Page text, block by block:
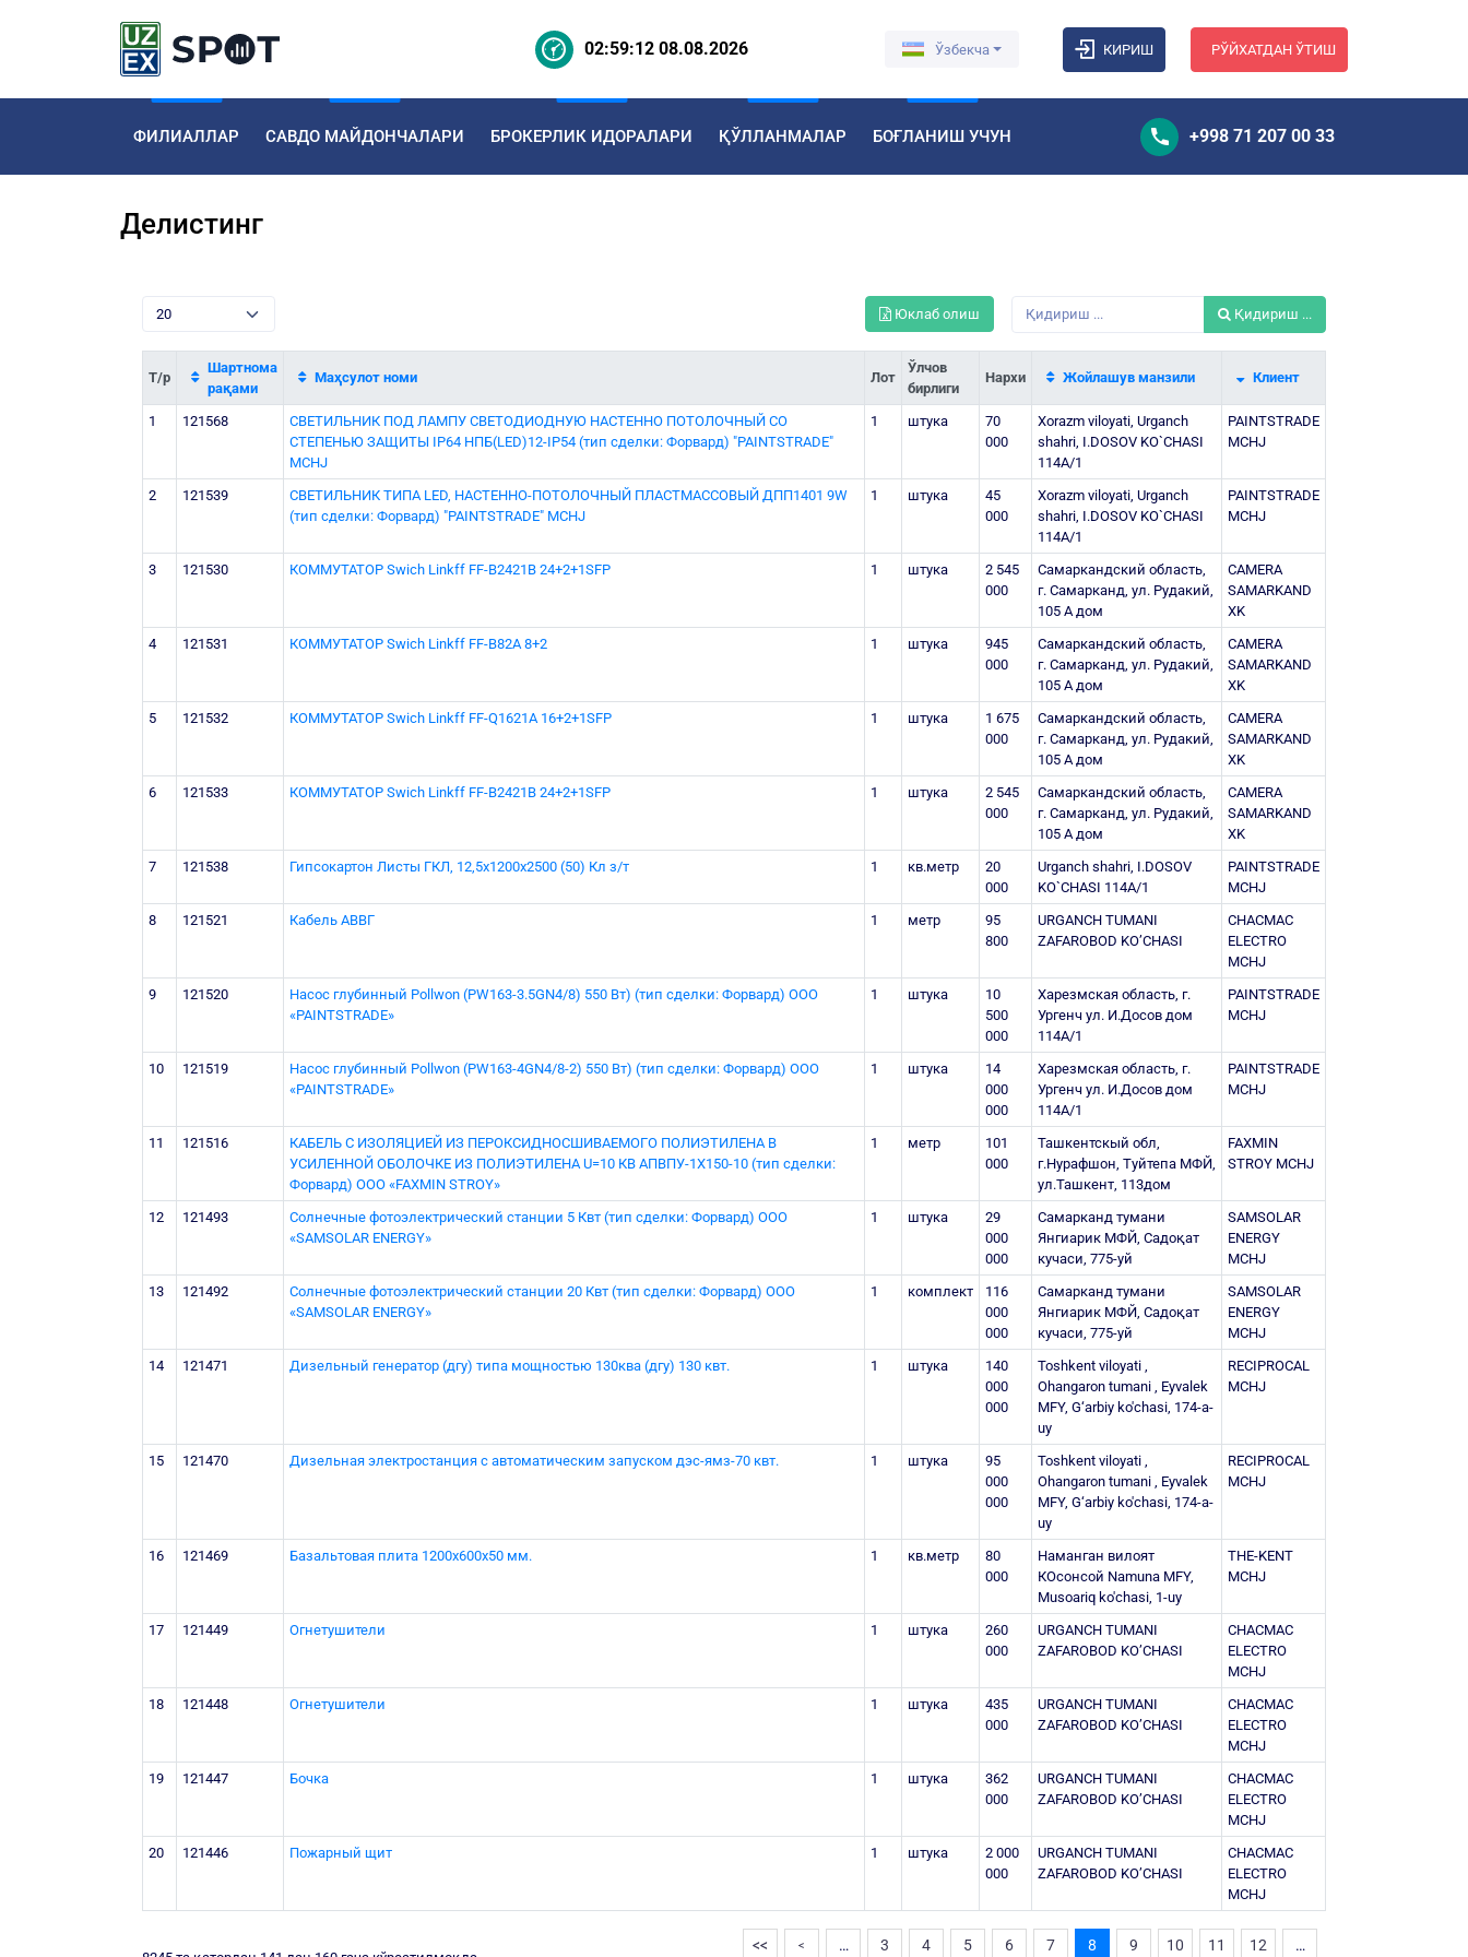
02:59:13 08.08.2026 Ўзбекча КИРИШ РЎЙХАТДАН ЎТИШ
ФИЛИАЛЛАР САВДО МАЙДОНЧАЛАРИ БРОКЕРЛИК ИДОРАЛАРИ ҚЎЛЛАНМАЛАР БОҒЛАНИШ УЧУН +998 71 207 00 33
Делистинг
Юклаб олиш Қидириш ...
Т/р
Шартнома
рақами
Маҳсулот номи Лот
Ўлчов
бирлиги
Нархи Жойлашув манзили Клиент
1 121568
СВЕТИЛЬНИК ПОД ЛАМПУ СВЕТОДИОДНУЮ НАСТЕННО ПОТОЛОЧНЫЙ СО
СТЕПЕНЬЮ ЗАЩИТЫ IP64 НПБ(LED)12-IP54 (тип сделки: Форвард) "PAINTSTRADE"
MCHJ
1 штука
70
000
Xorazm viloyati, Urganch
shahri, I.DOSOV KO`CHASI
114A/1
PAINTSTRADE
MCHJ
2 121539
СВЕТИЛЬНИК ТИПА LED, НАСТЕННО-ПОТОЛОЧНЫЙ ПЛАСТМАССОВЫЙ ДПП1401 9W
(тип сделки: Форвард) "PAINTSTRADE" MCHJ
1 штука
45
000
Xorazm viloyati, Urganch
shahri, I.DOSOV KO`CHASI
114A/1
PAINTSTRADE
MCHJ
3 121530 КОММУТАТОР Swich Linkff FF-B2421B 24+2+1SFP 1 штука
2 545
000
Самаркандский область,
г. Самарканд, ул. Рудакий,
105 А дом
CAMERA
SAMARKAND
XK
4
121531 КОММУТАТОР Swich Linkff FF-B82A 8+2 1 штука
945
000
Самаркандский область,
г. Самарканд, ул. Рудакий,
105 А дом
CAMERA
SAMARKAND
XK
5
121532 КОММУТАТОР Swich Linkff FF-Q1621A 16+2+1SFP 1 штука
1 675
000
Самаркандский область,
г. Самарканд, ул. Рудакий,
105 А дом
CAMERA
SAMARKAND
XK
6
121533 КОММУТАТОР Swich Linkff FF-B2421B 24+2+1SFP 1 штука
2 545
000
Самаркандский область,
г. Самарканд, ул. Рудакий,
105 А дом
CAMERA
SAMARKAND
XK
7
121538 Гипсокартон Листы ГКЛ, 12,5х1200х2500 (50) Кл з/т 1 кв.метр
20
000
Urganch shahri, I.DOSOV
KO`CHASI 114A/1
PAINTSTRADE
MCHJ
8
121521 Кабель АВВГ 1 метр
95
800
URGANCH TUMANI
ZAFAROBOD KO’CHASI
CHACMAC
ELECTRO
MCHJ
9
121520
Насос глубинный Pollwon (PW163-3.5GN4/8) 550 Вт) (тип сделки: Форвард) ООО
«PAINTSTRADE»
1 штука
10
500
000
Харезмская область, г.
Ургенч ул. И.Досов дом
114A/1
PAINTSTRADE
MCHJ
10 121519
Насос глубинный Pollwon (PW163-4GN4/8-2) 550 Вт) (тип сделки: Форвард) ООО
«PAINTSTRADE»
1 штука
14
000
000
Харезмская область, г.
Ургенч ул. И.Досов дом
114A/1
PAINTSTRADE
MCHJ
11 121516
КАБЕЛЬ С ИЗОЛЯЦИЕЙ ИЗ ПЕРОКСИДНОСШИВАЕМОГО ПОЛИЭТИЛЕНА В
УСИЛЕННОЙ ОБОЛОЧКЕ ИЗ ПОЛИЭТИЛЕНА U=10 КВ АПВПУ-1Х150-10 (тип сделки:
Форвард) OOO «FAXMIN STROY»
1 метр
101
000
Ташкентскый обл,
г.Нурафшон, Туйтепа МФЙ,
ул.Ташкент, 113дом
FAXMIN
STROY MCHJ
12 121493
Солнечные фотоэлектрический станции 5 Квт (тип сделки: Форвард) ООО
«SAMSOLAR ENERGY»
1 штука
29
000
000
Самарканд тумани
Янгиарик МФЙ, Садоқат
кучаси, 775-уй
SAMSOLAR
ENERGY
MCHJ
13
121492
Солнечные фотоэлектрический станции 20 Квт (тип сделки: Форвард) ООО
«SAMSOLAR ENERGY»
1 комплект
116
000
000
Самарканд тумани
Янгиарик МФЙ, Садоқат
кучаси, 775-уй
SAMSOLAR
ENERGY
MCHJ
14
121471 Дизельный генератор (дгу) типа мощностью 130ква (дгу) 130 квт. 1 штука
140
000
000
Toshkent viloyati ,
Ohangaron tumani , Eyvalek
MFY, G‘arbiy ko'chasi, 174-a-
uy
RECIPROCAL
MCHJ
15 121470 Дизельная электростанция с автоматическим запуском дэс-ямз-70 квт. 1 штука
95
000
000
Toshkent viloyati ,
Ohangaron tumani , Eyvalek
MFY, G‘arbiy ko'chasi, 174-a-
uy
RECIPROCAL
MCHJ
16 121469 Базальтовая плита 1200х600х50 мм. 1 кв.метр
80
000
Наманган вилоят
КОсонсой Namuna MFY,
Musoariq ko'chasi, 1-uy
THE-KENT
MCHJ
17 121449 Огнетушители 1 штука
260
000
URGANCH TUMANI
ZAFAROBOD KO’CHASI
CHACMAC
ELECTRO
MCHJ
18
121448 Огнетушители 1 штука
435
000
URGANCH TUMANI
ZAFAROBOD KO’CHASI
CHACMAC
ELECTRO
MCHJ
19
121447 Бочка 1 штука
362
000
URGANCH TUMANI
ZAFAROBOD KO’CHASI
CHACMAC
ELECTRO
MCHJ
20
121446 Пожарный щит 1 штука
2 000
000
URGANCH TUMANI
ZAFAROBOD KO’CHASI
CHACMAC
ELECTRO
MCHJ
<< < … 3 4 5 6 7 8 9 10 11 12 …